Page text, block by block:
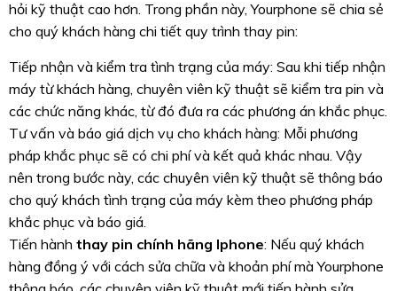
hỏi kỹ thuật cao hơn. Trong phần này, Yourphone sẽ chia sẻ
cho quý khách hàng chi tiết quy trình thay pin:
Tiếp nhận và kiểm tra tình trạng của máy: Sau khi tiếp nhận
máy từ khách hàng, chuyên viên kỹ thuật sẽ kiểm tra pin và
các chức năng khác, từ đó đưa ra các phương án khắc phục.
Tư vấn và báo giá dịch vụ cho khách hàng: Mỗi phương
pháp khắc phục sẽ có chi phí và kết quả khác nhau. Vậy
nên trong bước này, các chuyên viên kỹ thuật sẽ thông báo
cho quý khách tình trạng của máy kèm theo phương pháp
khắc phục và báo giá.
Tiến hành thay pin chính hãng Iphone: Nếu quý khách
hàng đồng ý với cách sửa chữa và khoản phí mà Yourphone